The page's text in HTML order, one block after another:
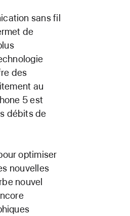
sans fil
de
des
au
5 est
débits de
optimiser
nouvelles
nouvel